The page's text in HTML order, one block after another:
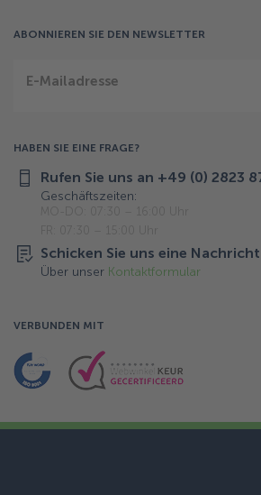
ABONNIEREN SIE DEN NEWSLETTER
E-Mailadresse
HABEN SIE EINE FRAGE?
Rufen Sie uns an +49 (0) 2823
Geschäftszeiten:
Schicken Sie uns eine Nachricht
Über unser Kontaktformular
VERBUNDEN MIT